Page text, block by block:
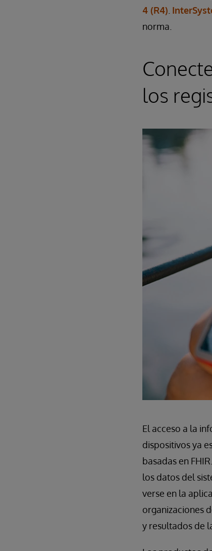
4 (R4)
norma.
los
El acceso a la
dispositivos ya
basadas en
los datos del
verse en la
organizaciones
y resultados de